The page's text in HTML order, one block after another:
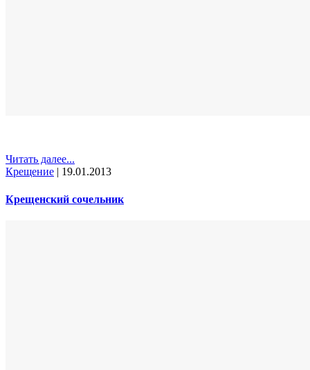
Читать далее...
Крещение | 19.01.2013
Крещенский сочельник